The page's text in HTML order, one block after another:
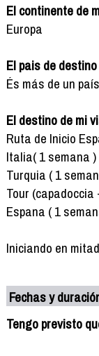
El continente de
Europa
El pais de
És más de un país
El destino de mi
Ruta de Inicio
Italia( 1 semana
Turquia ( 1
Tour
Espana ( 1
Iniciando en
Fechas y
Tengo previsto